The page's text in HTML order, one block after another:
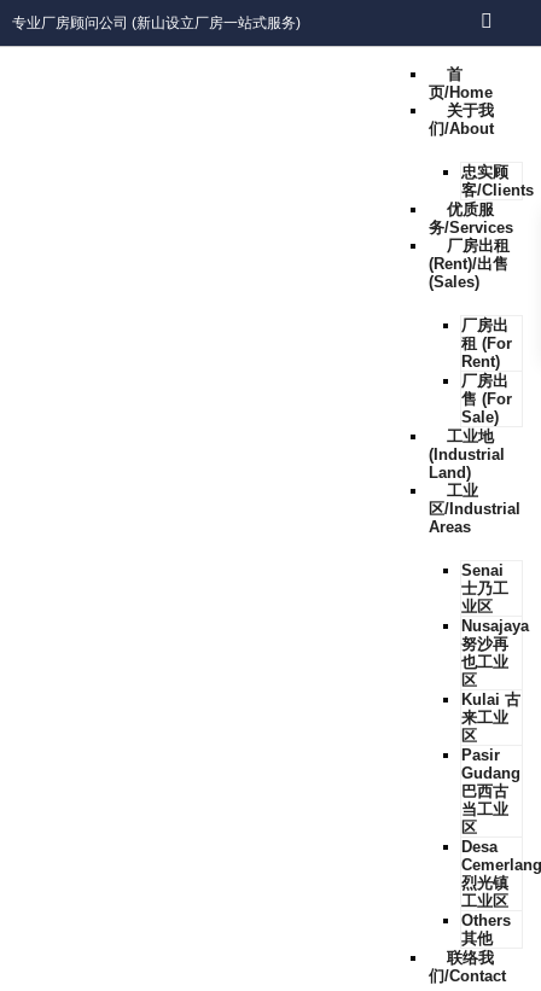
专业厂房顾问公司 (新山设立厂房一站式服务)
首
页/Home
关于我
们/About
忠实顾
客/Clients
优质服
务/Services
厂房出租
(Rent)/出售
(Sales)
厂房出
租 (For
Rent)
厂房出
售 (For
Sale)
工业地
(Industrial
Land)
工业
区/Industrial
Areas
Senai
士乃工
业区
Nusajaya
努沙再
也工业
区
Kulai 古
来工业
区
Pasir
Gudang
巴西古
当工业
区
Desa
Cemerlang
烈光镇
工业区
Others
其他
联络我
们/Contact